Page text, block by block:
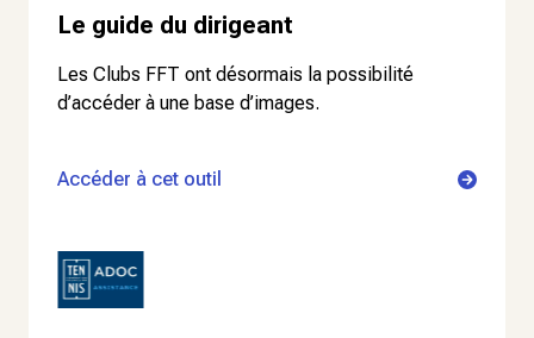
Le guide du dirigeant
Les Clubs FFT ont désormais la possibilité
d’accéder à une base d’images.
Accéder à cet outil